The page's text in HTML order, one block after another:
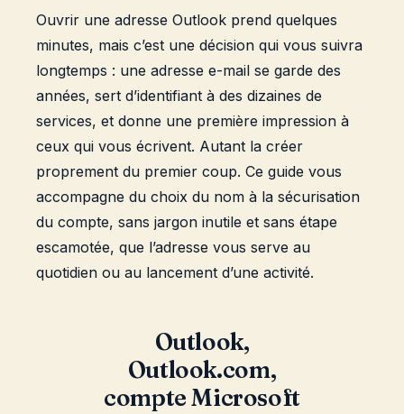
Ouvrir une adresse Outlook prend quelques
minutes, mais c’est une décision qui vous suivra
longtemps : une adresse e-mail se garde des
années, sert d’identifiant à des dizaines de
services, et donne une première impression à
ceux qui vous écrivent. Autant la créer
proprement du premier coup. Ce guide vous
accompagne du choix du nom à la sécurisation
du compte, sans jargon inutile et sans étape
escamotée, que l’adresse vous serve au
quotidien ou au lancement d’une activité.
Outlook,
Outlook.com,
compte Microsoft